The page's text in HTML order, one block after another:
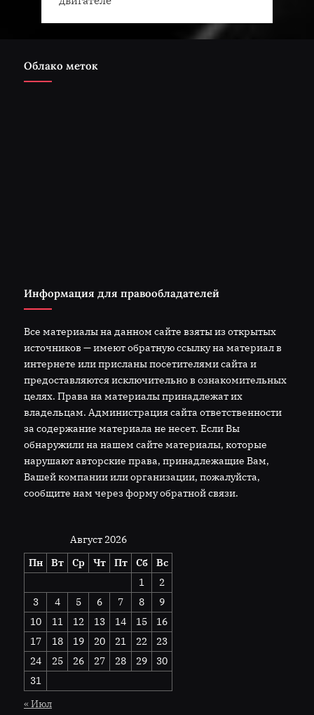
Облако меток
Информация для правообладателей
Все материалы на данном сайте взяты из открытых
источников — имеют обратную ссылку на материал в
интернете или присланы посетителями сайта и
предоставляются исключительно в ознакомительных
целях. Права на материалы принадлежат их
владельцам. Администрация сайта ответственности
за содержание материала не несет. Если Вы
обнаружили на нашем сайте материалы, которые
нарушают авторские права, принадлежащие Вам,
Вашей компании или организации, пожалуйста,
сообщите нам через форму обратной связи.
Август 2026
Пн
Вт Ср Чт Пт Сб
Вс
1
2
3
4 5 6 7 8
9
10
11 12 13 14 15
16
17
18 19 20 21 22
23
24
25 26 27 28 29
30
31
« Июл